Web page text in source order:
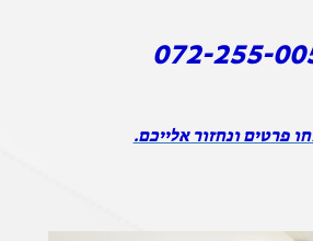
072-255-
פרטים ונחזור אלייכם.